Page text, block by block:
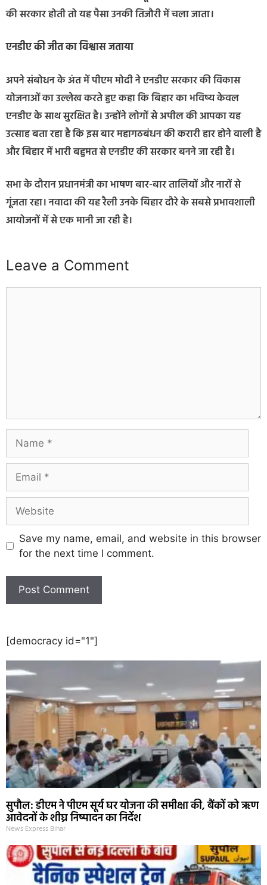
की सरकार होती तो यह पैसा उनकी तिजौरी में चला जाता।
एनडीए की जीत का विश्वास जताया
अपने संबोधन के अंत में पीएम मोदी ने एनडीए सरकार की विकास
योजनाओं का उल्लेख करते हुए कहा कि बिहार का भविष्य केवल
एनडीए के साथ सुरक्षित है। उन्होंने लोगों से अपील की आपका यह
उत्साह बता रहा है कि इस बार महागठबंधन की करारी हार होने वाली है
और बिहार में भारी बहुमत से एनडीए की सरकार बनने जा रही है।
सभा के दौरान प्रधानमंत्री का भाषण बार-बार तालियों और नारों से
गूंजता रहा। नवादा की यह रैली उनके बिहार दौरे के सबसे प्रभावशाली
आयोजनों में से एक मानी जा रही है।
Leave a Comment
Save my name, email, and website in this browser
for the next time I comment.
[democracy id="1"]
सुपौल: डीएम ने पीएम सूर्य घर योजना की समीक्षा की, बैंकों को ऋण
आवेदनों के शीघ्र निष्पादन का निर्देश
News Express Bihar